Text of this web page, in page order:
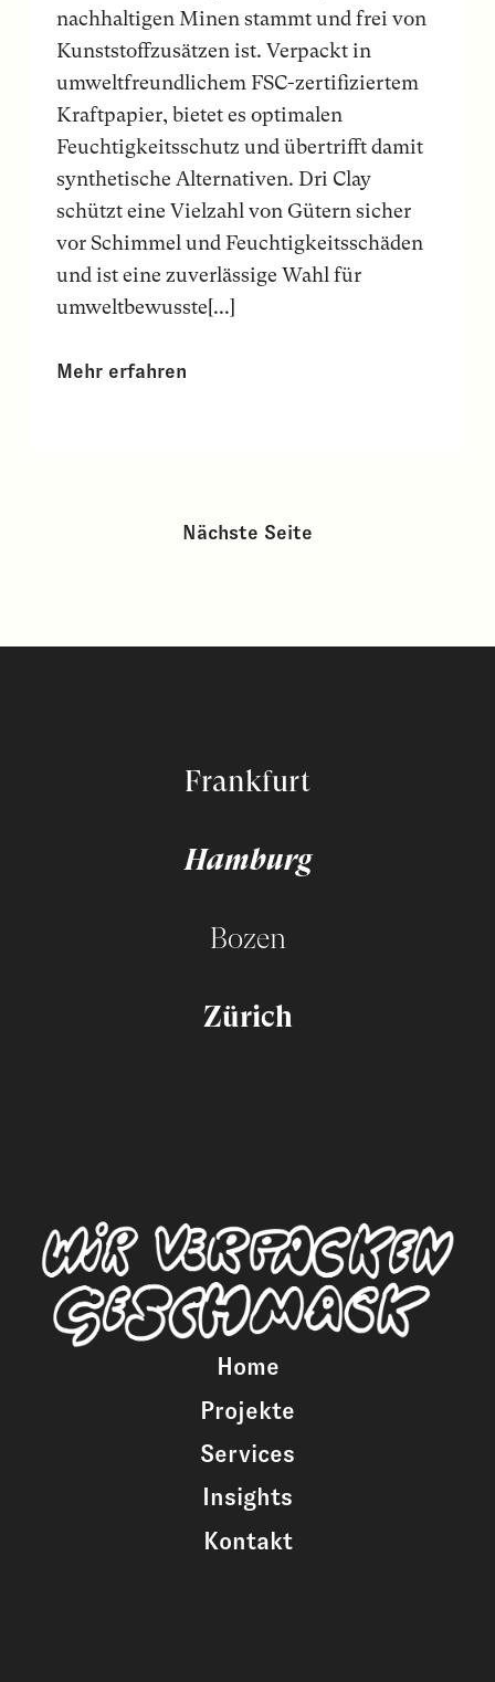
nachhaltigen Minen stammt und frei von
Kunststoffzusätzen ist. Verpackt in
umweltfreundlichem FSC-zertifiziertem
Kraftpapier, bietet es optimalen
Feuchtigkeitsschutz und übertrifft damit
synthetische Alternativen. Dri Clay
schützt eine Vielzahl von Gütern sicher
vor Schimmel und Feuchtigkeitsschäden
und ist eine zuverlässige Wahl für
umweltbewusste[...]
Mehr erfahren
Nächste Seite
Frankfurt
Hamburg
Bozen
Zürich
Home
Projekte
Services
Insights
Kontakt